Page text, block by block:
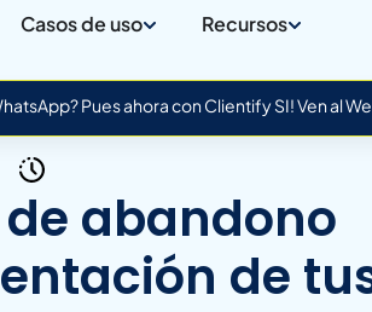
Casos de uso Recursos
Pues ahora con Clientify SI! Ven al
abandono
de